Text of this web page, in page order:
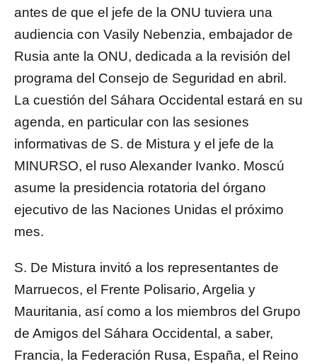
antes de que el jefe de la ONU tuviera una
audiencia con Vasily Nebenzia, embajador de
Rusia ante la ONU, dedicada a la revisión del
programa del Consejo de Seguridad en abril.
La cuestión del Sáhara Occidental estará en su
agenda, en particular con las sesiones
informativas de S. de Mistura y el jefe de la
MINURSO, el ruso Alexander Ivanko. Moscú
asume la presidencia rotatoria del órgano
ejecutivo de las Naciones Unidas el próximo
mes.
S. De Mistura invitó a los representantes de
Marruecos, el Frente Polisario, Argelia y
Mauritania, así como a los miembros del Grupo
de Amigos del Sáhara Occidental, a saber,
Francia, la Federación Rusa, España, el Reino